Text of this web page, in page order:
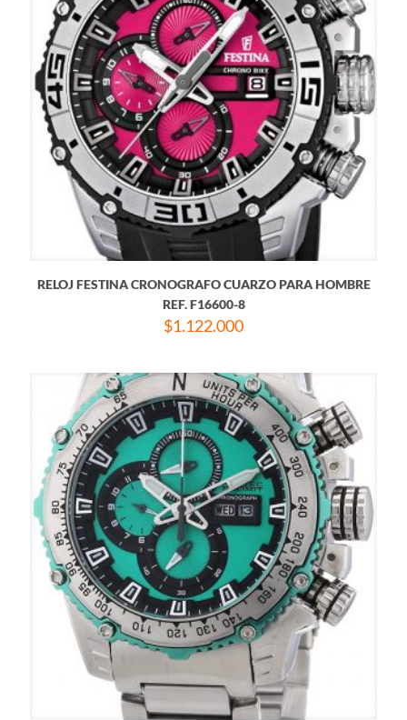
RELOJ FESTINA CRONOGRAFO CUARZO PARA HOMBRE
REF. F16600-8
$1.122.000